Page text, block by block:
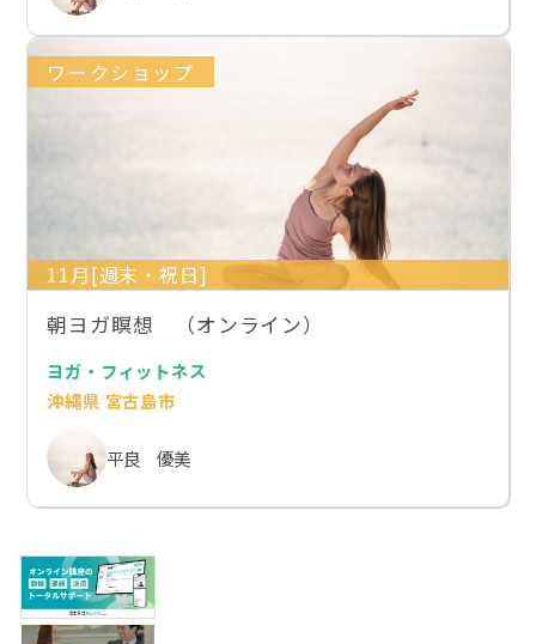
ワークショップ
11月[週末・祝日]
朝ヨガ瞑想 （オンライン）
ヨガ・フィットネス
沖縄県 宮古島市
平良 優美